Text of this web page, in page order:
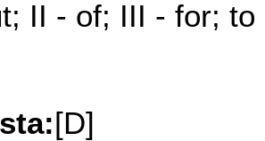
II - of; III - for;
[D]